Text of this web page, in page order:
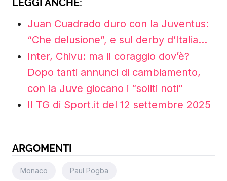
LEGGI ANCHE:
Juan Cuadrado duro con la Juventus:
“Che delusione”, e sul derby d’Italia…
Inter, Chivu: ma il coraggio dov’è?
Dopo tanti annunci di cambiamento,
con la Juve giocano i “soliti noti”
Il TG di Sport.it del 12 settembre 2025
ARGOMENTI
Monaco Paul Pogba